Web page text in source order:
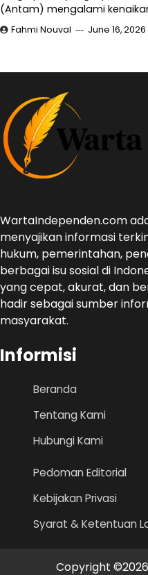
(Antam) mengalami
Fahmi Nouval June 16, 2026
WartaIndependen.com
menyajikan informasi
hukum, pemerintahan,
berbagai isu sosial di
yang cepat, akurat, dan
hadir sebagai sumber
masyarakat.
Informisi
Beranda
Tentang Kami
Hubungi Kami
Pedoman Editorial
Kebijakan Privasi
Syarat & Ketentuan
Copyright ©2026